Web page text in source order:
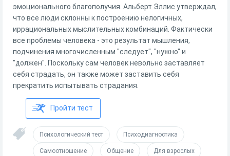
эмоционального благополучия. Альберт Эллис утверждал,
что все люди склонны к построению нелогичных,
иррациональных мыслительных комбинаций. Фактически
все проблемы человека - это результат мышления,
подчинения многочисленным "следует", "нужно" и
"должен". Поскольку сам человек невольно заставляет
себя страдать, он также может заставить себя
прекратить испытывать страдания.
Пройти тест
Психологический тест Психодиагностика
Самоотношение Общение Для взрослых